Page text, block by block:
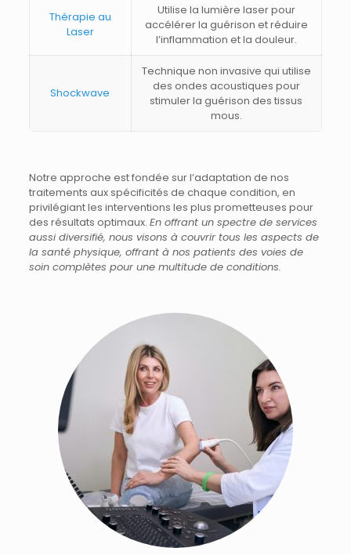
Thérapie au
Laser
Utilise la lumière laser pour
accélérer la guérison et réduire
l’inflammation et la douleur.
Shockwave
Technique non invasive qui utilise
des ondes acoustiques pour
stimuler la guérison des tissus
mous.
Notre approche est fondée sur l’adaptation de nos
traitements aux spécificités de chaque condition, en
privilégiant les interventions les plus prometteuses pour
des résultats optimaux. En offrant un spectre de services
aussi diversifié, nous visons à couvrir tous les aspects de
la santé physique, offrant à nos patients des voies de
soin complètes pour une multitude de conditions.